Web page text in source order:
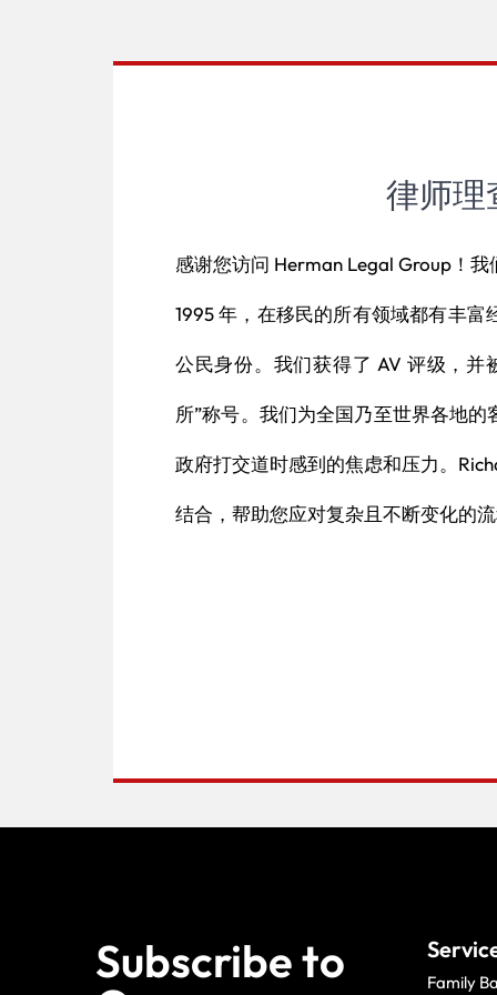
律师理
感谢您访问 Herman Legal Group！
1995 年，在移民的所有领域都有丰富
公民身份。我们获得了 AV 评级，并
所”称号。我们为全国乃至世界各地
政府打交道时感到的焦虑和压力。
结合，帮助您应对复杂且不断变化的
Subscribe to
Family